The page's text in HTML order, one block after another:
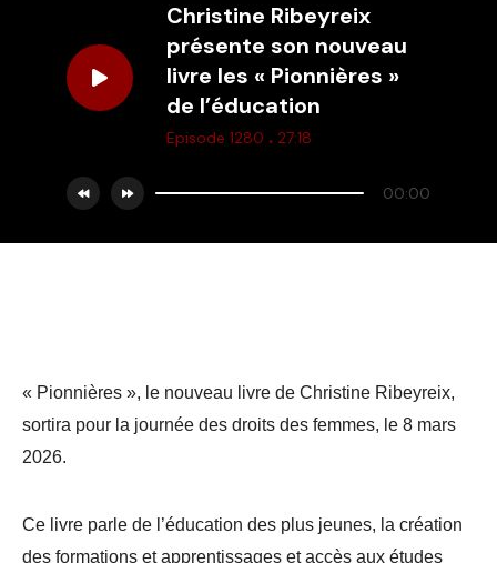
Christine Ribeyreix
présente son nouveau
livre les « Pionnières »
de l’éducation
Episode 1280 . 27:18
00:00
« Pionnières », le nouveau livre de Christine Ribeyreix,
sortira pour la journée des droits des femmes, le 8 mars
2026.
Ce livre parle de l’éducation des plus jeunes, la création
des formations et apprentissages et accès aux études